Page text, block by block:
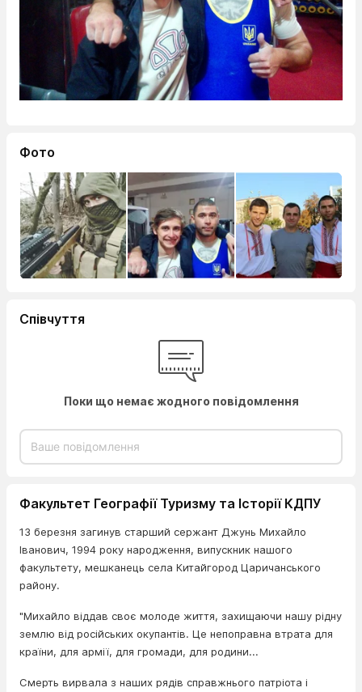
Фото
Співчуття
Поки що немає жодного повідомлення
Факультет Географії Туризму та Історії КДПУ
13 березня загинув старший сержант Джунь Михайло
Іванович, 1994 року народження, випускник нашого
факультету, мешканець села Китайгород Царичанського
району.
"Михайло віддав своє молоде життя, захищаючи нашу рідну
землю від російських окупантів. Це непоправна втрата для
країни, для армії, для громади, для родини...
Смерть вирвала з наших рядів справжнього патріота і